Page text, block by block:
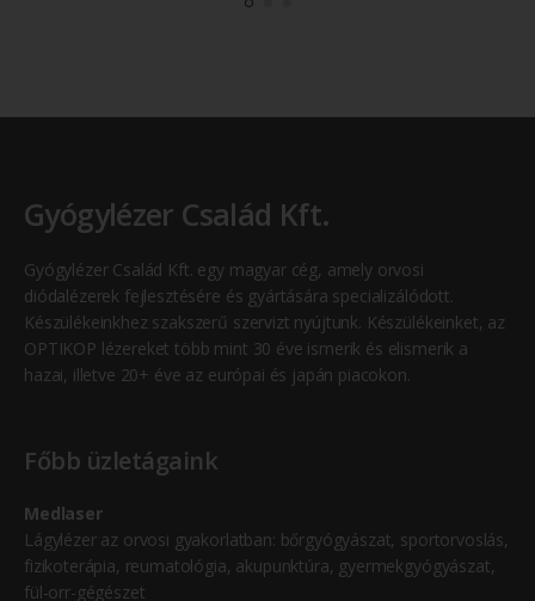
Gyógylézer Család Kft.
Gyógylézer Család Kft. egy magyar cég, amely orvosi
diódalézerek fejlesztésére és gyártására specializálódott.
Készülékeinkhez szakszerű szervizt nyújtunk. Készülékeinket, az
OPTIKOP lézereket több mint 30 éve ismerik és elismerik a
hazai, illetve 20+ éve az európai és japán piacokon.
Főbb üzletágaink
Medlaser
Lágylézer az orvosi gyakorlatban: bőrgyógyászat, sportorvoslás,
fizikoterápia, reumatológia, akupunktúra, gyermekgyógyászat,
fül-orr-gégészet